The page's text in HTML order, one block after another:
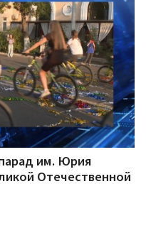
им. Юрия
Отечественной